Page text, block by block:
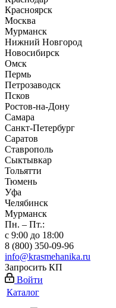
Красноярск
Москва
Мурманск
Нижний Новгород
Новосибирск
Омск
Пермь
Петрозаводск
Псков
Ростов-на-Дону
Самара
Санкт-Петербург
Саратов
Ставрополь
Сыктывкар
Тольятти
Тюмень
Уфа
Челябинск
Мурманск
Пн. – Пт.:
с 9:00 до 18:00
8 (800) 350-09-96
info@krasmehanika.ru
Запросить КП
Войти
Каталог